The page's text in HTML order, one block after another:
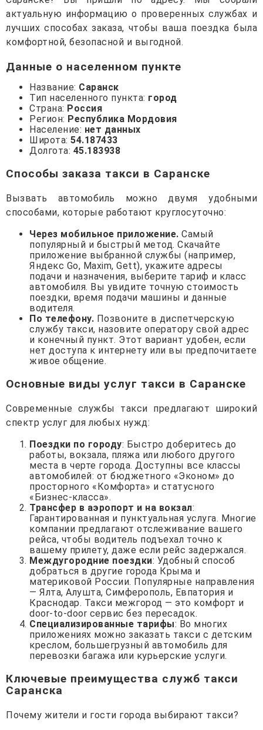
актуальную информацию о проверенных службах и
лучших способах заказа, чтобы ваша поездка была
комфортной, безопасной и выгодной.
Данные о населенном пункте
Название: Саранск
Тип населенного пункта: город
Страна: Россия
Регион: Республика Мордовия
Население: нет данных
Широта: 54.187433
Долгота: 45.183938
Способы заказа такси в Саранске
Вызвать автомобиль можно двумя удобными
способами, которые работают круглосуточно:
Через мобильное приложение. Самый
популярный и быстрый метод. Скачайте
приложение выбранной службы (например,
Яндекс Go, Maxim, Gett), укажите адресы
подачи и назначения, выберите тариф и класс
автомобиля. Вы увидите точную стоимость
поездки, время подачи машины и данные
водителя.
По телефону. Позвоните в диспетчерскую
службу такси, назовите оператору свой адрес
и конечный пункт. Этот вариант удобен, если
нет доступа к интернету или вы предпочитаете
живое общение.
Основные виды услуг такси в Саранске
Современные службы такси предлагают широкий
спектр услуг для любых нужд:
Поездки по городу: Быстро доберитесь до
работы, вокзала, пляжа или любого другого
места в черте города. Доступны все классы
автомобилей: от бюджетного «Эконом» до
просторного «Комфорта» и статусного
«Бизнес-класса».
Трансфер в аэропорт и на вокзал:
Гарантированная и пунктуальная услуга. Многие
компании предлагают отслеживание вашего
рейса, чтобы водитель подъехал точно к
вашему прилету, даже если рейс задержался.
Междугородние поездки: Удобный способ
добраться в другие города Крыма и
материковой России. Популярные направления
— Ялта, Алушта, Симферополь, Евпатория и
Краснодар. Такси межгород — это комфорт и
door-to-door сервис без пересадок.
Специализированные тарифы: Во многих
приложениях можно заказать такси с детским
креслом, большегрузный автомобиль для
перевозки багажа или курьерские услуги.
Ключевые преимущества служб такси
Саранска
Почему жители и гости города выбирают такси?